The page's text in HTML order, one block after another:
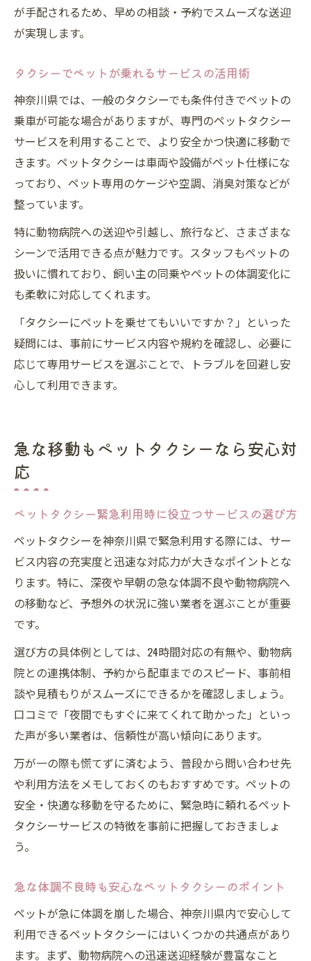
が手配されるため、早めの相談・予約でスムーズな送迎
が実現します。
タクシーでペットが乗れるサービスの活用術
神奈川県では、一般のタクシーでも条件付きでペットの
乗車が可能な場合がありますが、専門のペットタクシー
サービスを利用することで、より安全かつ快適に移動で
きます。ペットタクシーは車両や設備がペット仕様にな
っており、ペット専用のケージや空調、消臭対策などが
整っています。
特に動物病院への送迎や引越し、旅行など、さまざまな
シーンで活用できる点が魅力です。スタッフもペットの
扱いに慣れており、飼い主の同乗やペットの体調変化に
も柔軟に対応してくれます。
「タクシーにペットを乗せてもいいですか？」といった
疑問には、事前にサービス内容や規約を確認し、必要に
応じて専用サービスを選ぶことで、トラブルを回避し安
心して利用できます。
急な移動もペットタクシーなら安心対
応
ペットタクシー緊急利用時に役立つサービスの選び方
ペットタクシーを神奈川県で緊急利用する際には、サー
ビス内容の充実度と迅速な対応力が大きなポイントとな
ります。特に、深夜や早朝の急な体調不良や動物病院へ
の移動など、予想外の状況に強い業者を選ぶことが重要
です。
選び方の具体例としては、24時間対応の有無や、動物病
院との連携体制、予約から配車までのスピード、事前相
談や見積もりがスムーズにできるかを確認しましょう。
口コミで「夜間でもすぐに来てくれて助かった」といっ
た声が多い業者は、信頼性が高い傾向にあります。
万が一の際も慌てずに済むよう、普段から問い合わせ先
や利用方法をメモしておくのもおすすめです。ペットの
安全・快適な移動を守るために、緊急時に頼れるペット
タクシーサービスの特徴を事前に把握しておきましょ
う。
急な体調不良時も安心なペットタクシーのポイント
ペットが急に体調を崩した場合、神奈川県内で安心して
利用できるペットタクシーにはいくつかの共通点があり
ます。まず、動物病院への迅速送迎経験が豊富なこと